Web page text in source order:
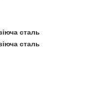
сталь
сталь